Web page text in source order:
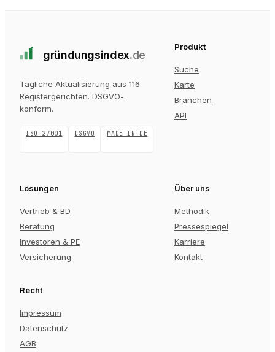
gründungsindex.de
Tägliche Aktualisierung aus 116
Registergerichten. DSGVO-
konform.
ISO 27001 DSGVO MADE IN DE
Produkt
Suche
Karte
Branchen
API
Lösungen
Vertrieb & BD
Beratung
Investoren & PE
Versicherung
Über uns
Methodik
Pressespiegel
Karriere
Kontakt
Recht
Impressum
Datenschutz
AGB